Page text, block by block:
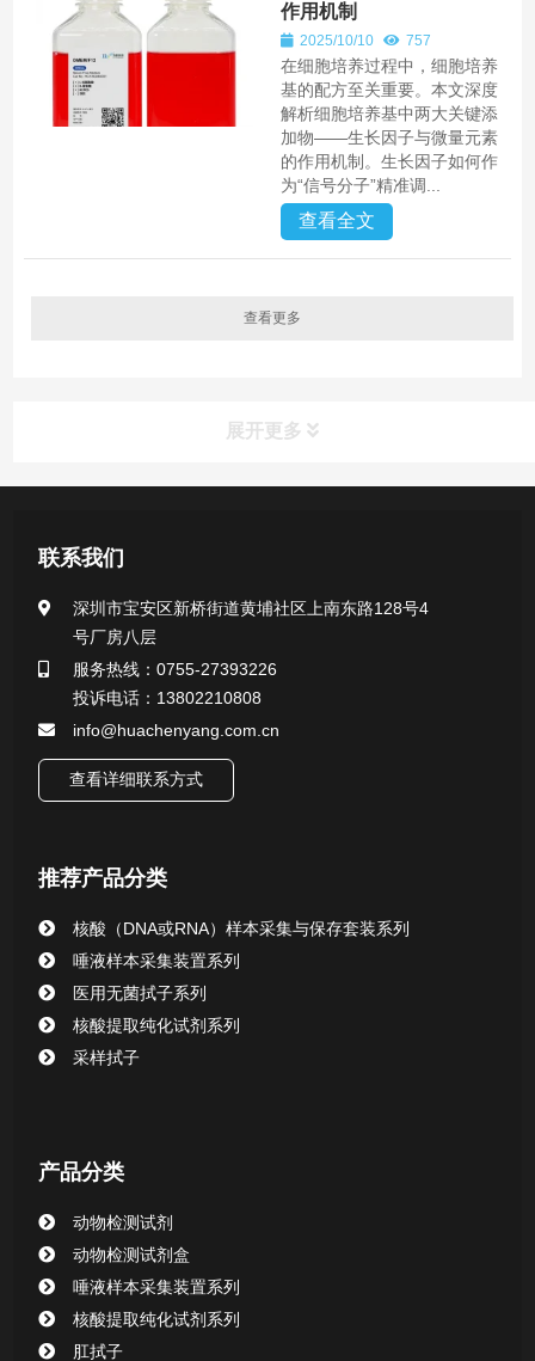
作用机制
2025/10/10 757
在细胞培养过程中，细胞培养
基的配方至关重要。本文深度
解析细胞培养基中两大关键添
加物——生长因子与微量元素
的作用机制。生长因子如何作
为“信号分子”精准调...
查看全文
查看更多
展开更多
行业新闻
联系我们
深圳市宝安区新桥街道黄埔社区上南东路128号4
号厂房八层
服务热线：0755-27393226
投诉电话：13802210808
info@huachenyang.com.cn
查看详细联系方式
推荐产品分类
核酸（DNA或RNA）样本采集与保存套装系列
唾液样本采集装置系列
医用无菌拭子系列
核酸提取纯化试剂系列
采样拭子
产品分类
动物检测试剂
动物检测试剂盒
唾液样本采集装置系列
核酸提取纯化试剂系列
肛拭子